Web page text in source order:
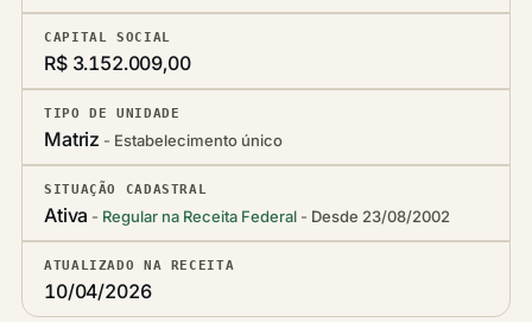
CAPITAL SOCIAL
R$ 3.152.009,00
TIPO DE UNIDADE
Matriz Estabelecimento único
SITUAÇÃO CADASTRAL
Ativa Regular na Receita Federal Desde 23/08/2002
ATUALIZADO NA RECEITA
10/04/2026